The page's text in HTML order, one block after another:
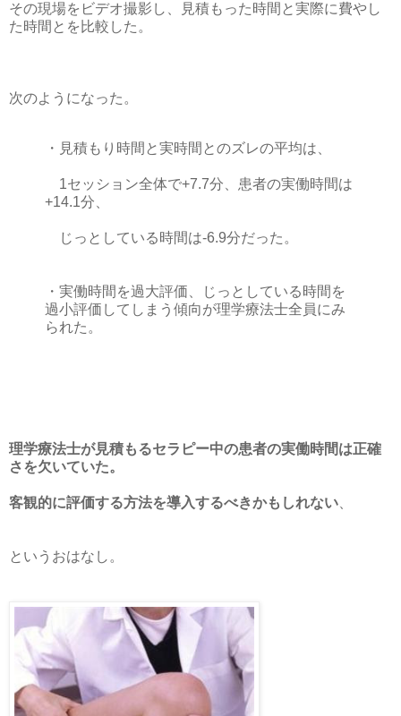
その現場をビデオ撮影し、見積もった時間と実際に費やし
た時間とを比較した。
次のようになった。
・見積もり時間と実時間とのズレの平均は、
1セッション全体で+7.7分、患者の実働時間は
+14.1分、
じっとしている時間は-6.9分だった。
・実働時間を過大評価、じっとしている時間を
過小評価してしまう傾向が理学療法士全員にみ
られた。
理学療法士が見積もるセラピー中の患者の実働時間は正確
さを欠いていた。
客観的に評価する方法を導入するべきかもしれない
というおはなし。